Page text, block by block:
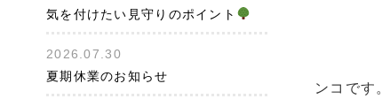
気を付けたい見守りのポイント
2026.07.30
夏期休業のお知らせ
ンコです